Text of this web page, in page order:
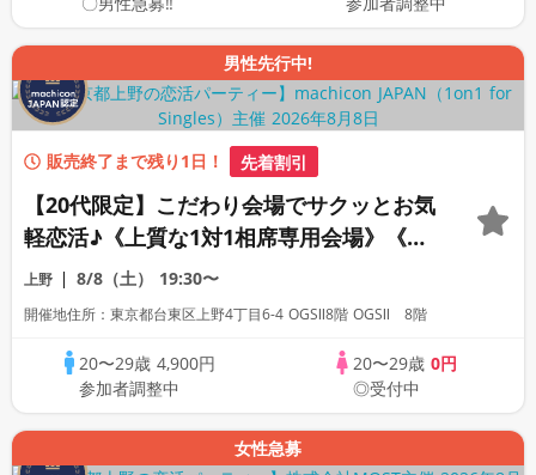
男性先行中!
販売終了まで残り1日！ 先着割引
【20代限定】こだわり会場でサクッとお気
軽恋活♪《上質な1対1相席専用会場》《全
席半個室》《飲み放題付き》《machicon
JAPAN主催》
上野 8/8（土） 19:30〜
開催地住所：東京都台東区上野4丁目6-4 OGSⅡ8階 OGSⅡ 8階
20〜29歳 4,900円
参加者調整中
20〜29歳 0円
◎受付中
女性急募